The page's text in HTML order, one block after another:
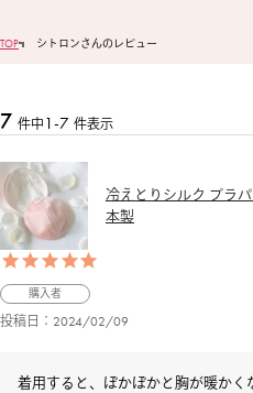
TOP シトロンさんのレビュー
7 件中 1-7 件表示
冷えとりシルク ブラ
本製
購入者
投稿日 2024/02/09
着用すると、ぽかぽかと胸が暖か